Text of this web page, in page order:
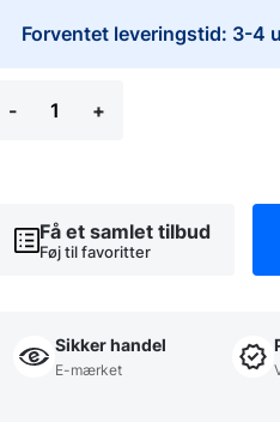
Forventet leveringstid: 3-4
-
Small
+
Få et samlet tilbud
Føj til favoritter
Sikker handel
E-mærket